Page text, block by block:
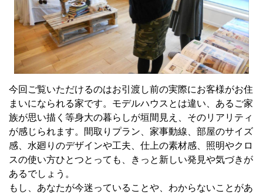
今回ご覧いただけるのはお引渡し前の実際にお客様がお住
まいになられる家です。モデルハウスとは違い、あるご家
族が思い描く等身大の暮らしが垣間見え、そのリアリティ
が感じられます。間取りプラン、家事動線、部屋のサイズ
感、水廻りのデザインや工夫、仕上の素材感、照明やクロ
スの使い方ひとつとっても、きっと新しい発見や気づきが
あるでしょう。
もし、あなたが今迷っていることや、わからないことがあ